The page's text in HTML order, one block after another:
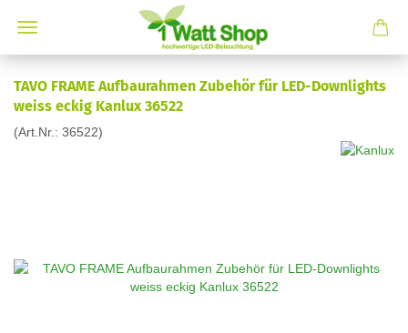
TAVO FRAME Aufbaurahmen Zubehör für LED-Downlights
weiss eckig Kanlux 36522
(Art.Nr.: 36522)